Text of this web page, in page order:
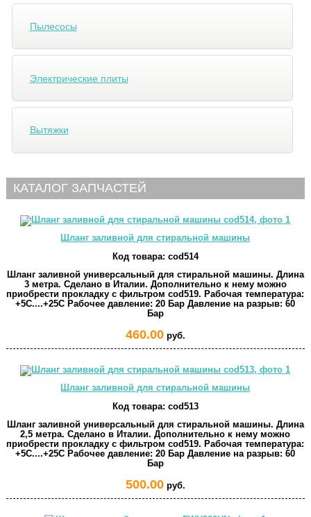
Пылесосы
Электрические плиты
Вытяжки
КАТАЛОГ ЗАПЧАСТЕЙ
Шланг заливной для стиральной машины
Код товара: cod514
Шланг заливной универсальный для стиральной машины. Длина
3 метра. Сделано в Италии. Дополнительно к нему можно
приобрести прокладку с фильтром cod519. Рабочая температура:
+5C....+25C Рабочее давление: 20 Бар Давление на разрыв: 60
Бар
460.00руб.
Шланг заливной для стиральной машины
Код товара: cod513
Шланг заливной универсальный для стиральной машины. Длина
2,5 метра. Сделано в Италии. Дополнительно к нему можно
приобрести прокладку с фильтром cod519. Рабочая температура:
+5C....+25C Рабочее давление: 20 Бар Давление на разрыв: 60
Бар
500.00руб.